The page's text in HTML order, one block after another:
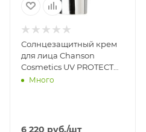
Солнцезащитный крем
для лица Chanson
Cosmetics UV PROTECT
SPF 40 PA+++, 40 мл
Много
6 220 руб./шт